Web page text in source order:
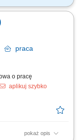
wspólnych;
praca
o pracę
aplikuj szybko
pokaż opis